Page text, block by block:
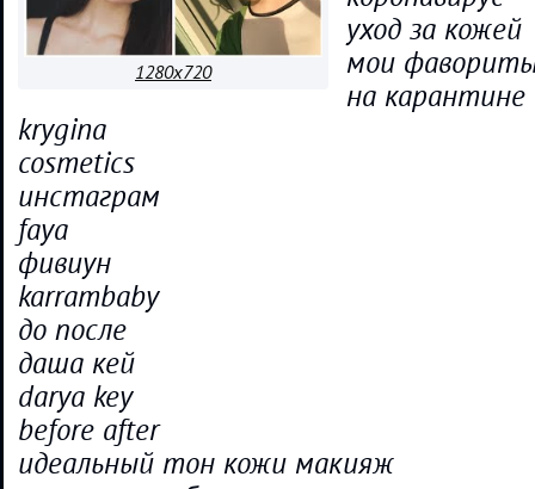
1280x720
уход за кожей
мои
на карантине
krygina
cosmetics
инстаграм
faya
фивиун
karrambaby
до после
даша кей
darya key
before after
идеальный тон кожи макияж